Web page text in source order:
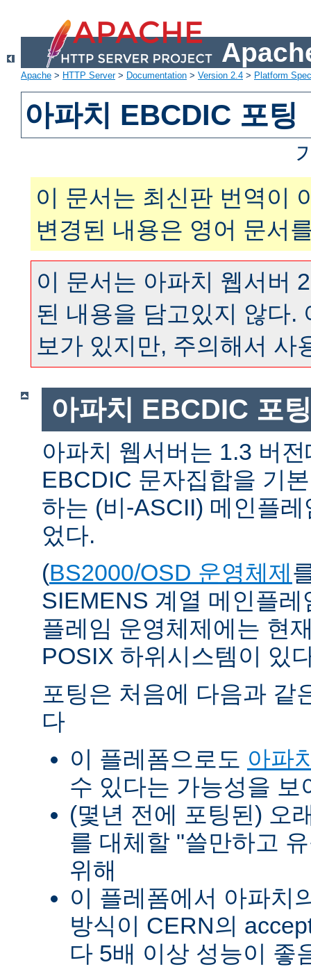
Apache > HTTP Server> Documentation > Version 2.4 > Platform
아파치 EBCDIC 포팅
이 문서는 최신판 번역이
변경된 내용은 영어 문서
이 문서는 아파치 웹서버
된 내용을 담고있지 않다.
보가 있지만, 주의해서 사
아파치 EBCDIC 포
아파치 웹서버는 1.3 버
EBCDIC 문자집합을 기
하는 (비-ASCII) 메인플
었다.
(BS2000/OSD 운영체제
SIEMENS 계열 메인플
플레임 운영체제에는 현
POSIX 하위시스템이 있
포팅은 처음에 다음과 같
다
이 플레폼으로도 아파
수 있다는 가능성을 보
(몇년 전에 포팅된) 오
를 대체할 "쓸만하고
위해
이 플레폼에서 아파치
방식이 CERN의
다 5배 이상 성능이 좋